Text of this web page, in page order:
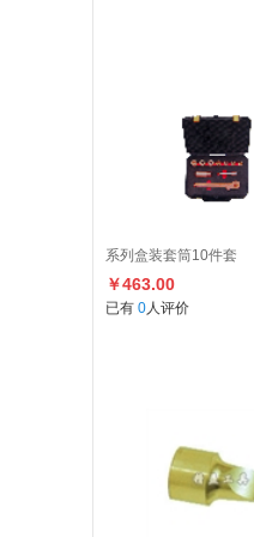
系列盒装套筒10件套
￥463.00
已有 0人评价